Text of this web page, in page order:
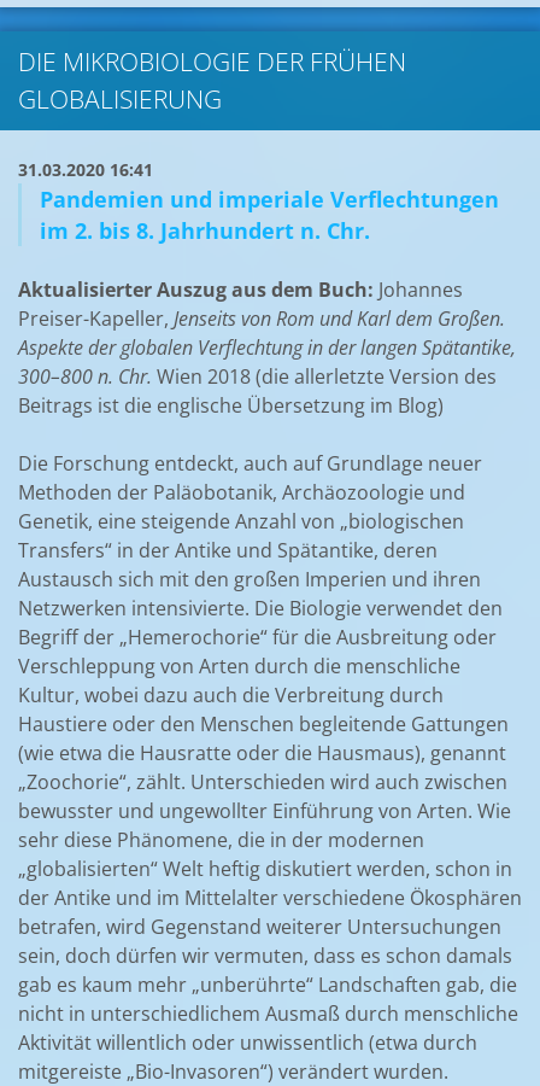
DIE MIKROBIOLOGIE DER FRÜHEN
GLOBALISIERUNG
31.03.2020 16:41
Pandemien und imperiale Verflechtungen
im 2. bis 8. Jahrhundert n. Chr.
Aktualisierter Auszug aus dem Buch: Johannes
Preiser-Kapeller, Jenseits von Rom und Karl dem Großen.
Aspekte der globalen Verflechtung in der langen Spätantike,
300–800 n. Chr. Wien 2018 (die allerletzte Version des
Beitrags ist die englische Übersetzung im Blog)
Die Forschung entdeckt, auch auf Grundlage neuer
Methoden der Paläobotanik, Archäozoologie und
Genetik, eine steigende Anzahl von „biologischen
Transfers“ in der Antike und Spätantike, deren
Austausch sich mit den großen Imperien und ihren
Netzwerken intensivierte. Die Biologie verwendet den
Begriff der „Hemerochorie“ für die Ausbreitung oder
Verschleppung von Arten durch die menschliche
Kultur, wobei dazu auch die Verbreitung durch
Haustiere oder den Menschen begleitende Gattungen
(wie etwa die Hausratte oder die Hausmaus), genannt
„Zoochorie“, zählt. Unterschieden wird auch zwischen
bewusster und ungewollter Einführung von Arten. Wie
sehr diese Phänomene, die in der modernen
„globalisierten“ Welt heftig diskutiert werden, schon in
der Antike und im Mittelalter verschiedene Ökosphären
betrafen, wird Gegenstand weiterer Untersuchungen
sein, doch dürfen wir vermuten, dass es schon damals
gab es kaum mehr „unberührte“ Landschaften gab, die
nicht in unterschiedlichem Ausmaß durch menschliche
Aktivität willentlich oder unwissentlich (etwa durch
mitgereiste „Bio-Invasoren“) verändert wurden.